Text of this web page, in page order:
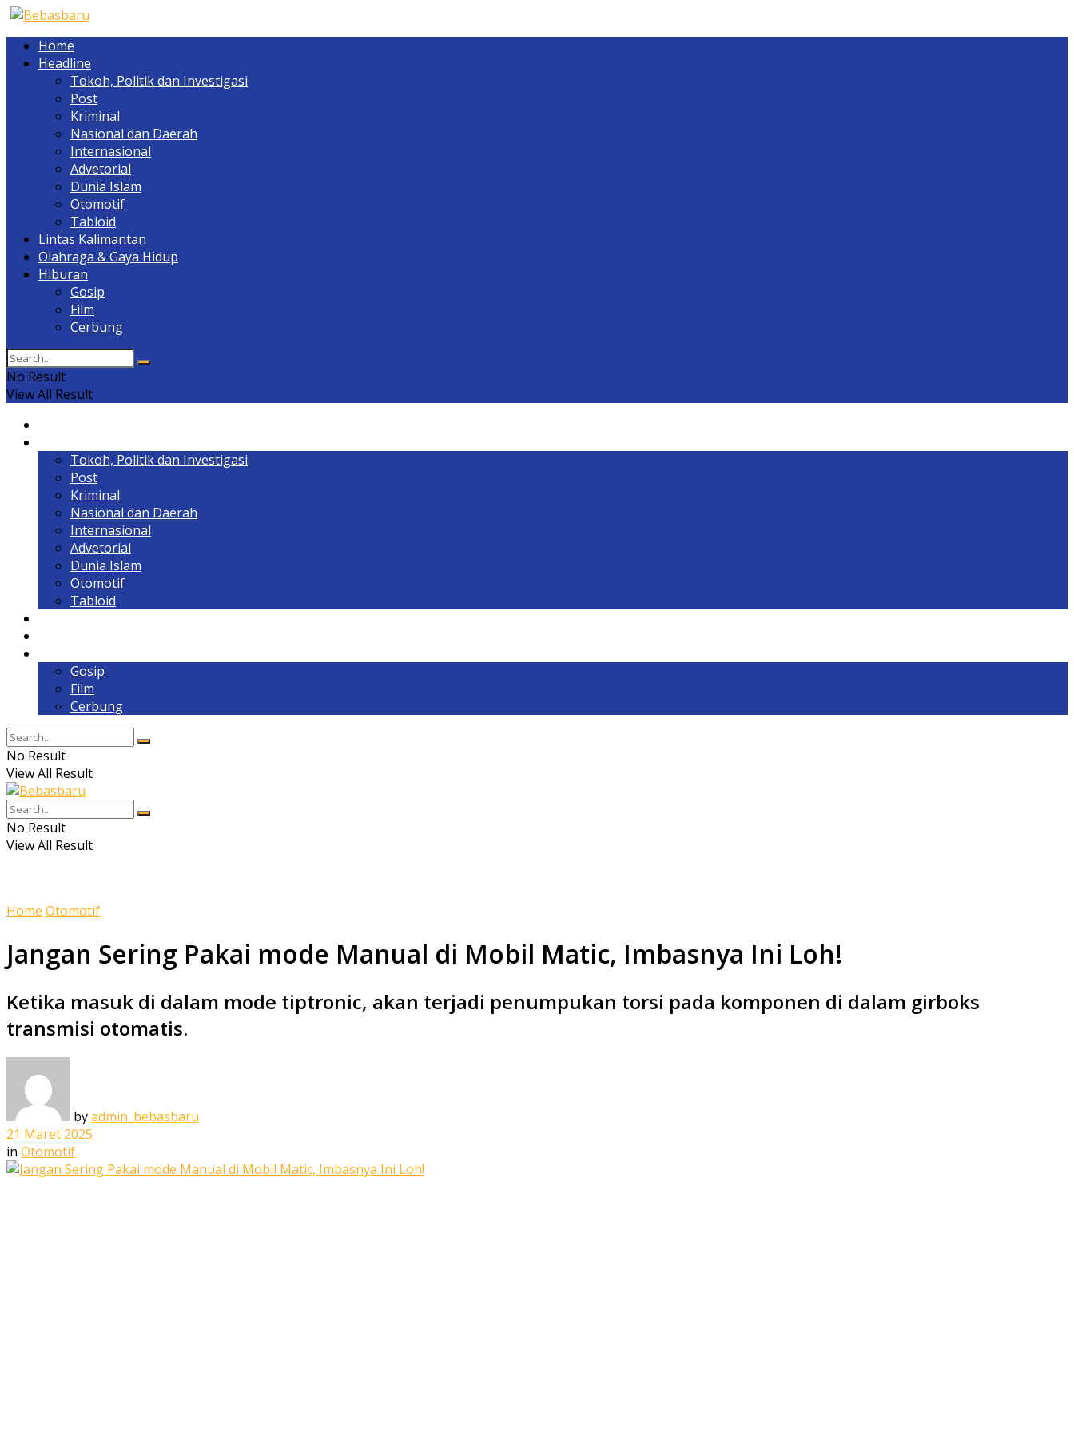
Home
Headline
Tokoh, Politik dan Investigasi
Post
Kriminal
Nasional dan Daerah
Internasional
Advetorial
Dunia Islam
Otomotif
Tabloid
Lintas Kalimantan
Olahraga & Gaya Hidup
Hiburan
Gosip
Film
Cerbung
No Result
View All Result
Tokoh, Politik dan Investigasi
Post
Kriminal
Nasional dan Daerah
Internasional
Advetorial
Dunia Islam
Otomotif
Tabloid
Gosip
Film
Cerbung
No Result
View All Result
No Result
View All Result
Home Otomotif
Jangan Sering Pakai mode Manual di Mobil Matic, Imbasnya Ini Loh!
Ketika masuk di dalam mode tiptronic, akan terjadi penumpukan torsi pada komponen di dalam girboks
transmisi otomatis.
byadmin_bebasbaru
21 Maret 2025
in Otomotif